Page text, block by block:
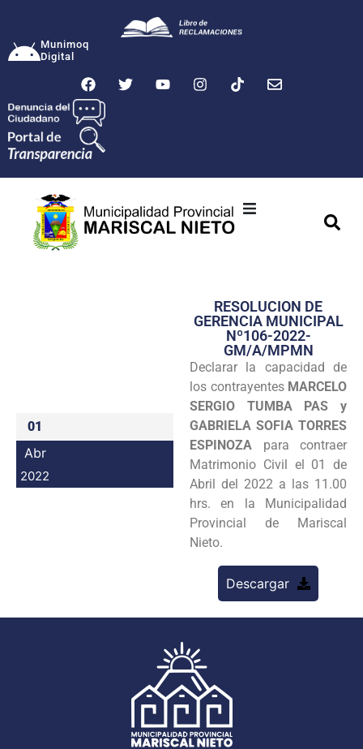
Munimoq
Digital
Transparencia
Seguridad
Programas
Intranet
01
Abr
2022
RESOLUCION DE
GERENCIA MUNICIPAL
Nº106-2022-
GM/A/MPMN
Declarar la capacidad de
los contrayentesMARCELO
SERGIO TUMBA PAS y
GABRIELA SOFIA TORRES
ESPINOZA para contraer
Matrimonio Civil el 01 de
Abril del 2022 a las 11.00
hrs. en la Municipalidad
Provincial de Mariscal
Nieto.
Descargar